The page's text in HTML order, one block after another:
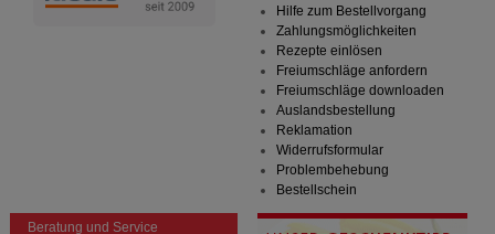
Hilfe zum Bestellvorgang
Zahlungsmöglichkeiten
Rezepte einlösen
Freiumschläge anfordern
Freiumschläge downloaden
Auslandsbestellung
Reklamation
Widerrufsformular
Problembehebung
Bestellschein
Beratung und Service